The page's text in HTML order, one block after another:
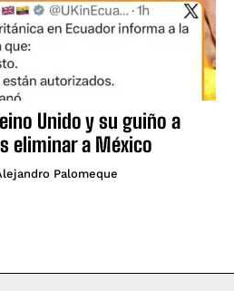
Unido y su guiño a
eliminar a México
Palomeque